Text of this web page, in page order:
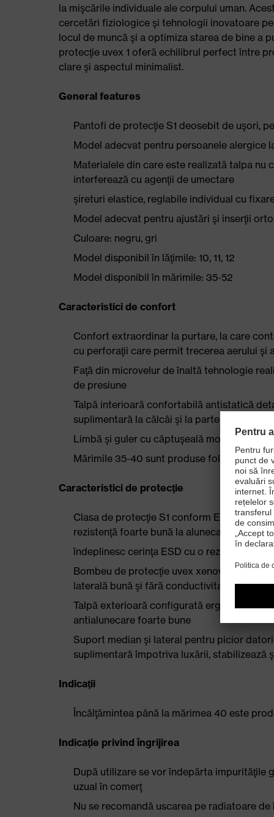
la mişcările individuale ale corpului uman.
cercetări fiziologice şi tehnologii inovatoare
locul de muncă şi a optimiza starea de bine a
protecţie uvex 1 oferă echilibrul perfect între
clare şi aspectul minimalist.
General features
Pantofi de protecţie S1 deosebit de uşori,
Model adecvat pentru persoanele alergice
Materialele din care este realizată talpa nu
interferează cu agenţii de umectare
şireturi elastice, reglabile individual cu
Model adecvat pentru ajustări şi inserţii
Culoare: negru, gri
Model disponibil în lăţimile: 10, 11, 12
Model disponibil în mărimile: 35-52
Caracteristici de confort
Confort extraordinar la purtare, la care
cu perforaţii care permit trecerea aerului şi
Faţă din microvelur de înaltă tehnologie
de presiune
Talpă interioară confortabilă antistatică
suplimentară la călcâi şi la partea din faţă a
Limbă şi guler cu căptuşeală moale
Mărimile 35-40 sunt produse folosind un
Caracteristici de protecţie
Clasa de protecţie S1 conform EN ISO
rezistenţă foarte bună la alunecare (SR)
îndeplinesc cerinţa ESD cu o rezistenţă de
Bombeu de protecţie uvex xenova® 100%
laterală bună şi fără conductivitate termică
Talpă exterioară configurată ergonomic,
antialunecare foarte bune
Suport median şi lateral pentru picior
suplimentară împotriva luxării, stabilizează
Indicaţii
Încălţămintea până la mărimea 40 este
Indicaţie privind îngrijirea
După utilizare se vor îndepărta impurităţile
uzual în comerţ
Nu se recomandă uscarea pe radiatoare